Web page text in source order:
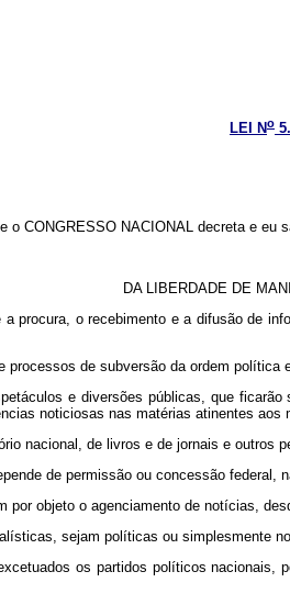
LEI No
o CONGRESSO NACIONAL decreta e eu
DA LIBERDADE DE
o recebimento e a difusão de
de subversão da ordem política
e diversões públicas, que ficarão
noticiosas nas matérias atinentes
de livros e de jornais e outros
de permissão ou concessão federal,
objeto o agenciamento de notícias,
sejam políticas ou simplesmente
os partidos políticos nacionais,